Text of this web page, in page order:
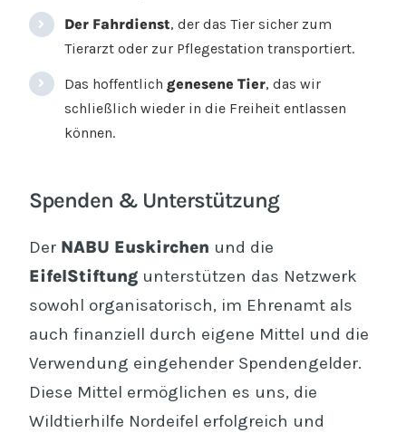
Der Fahrdienst, der das Tier sicher zum
Tierarzt oder zur Pflegestation transportiert.
Das hoffentlich genesene Tier, das wir
schließlich wieder in die Freiheit entlassen
können.
Spenden & Unterstützung
Der NABU Euskirchen und die
EifelStiftung unterstützen das Netzwerk
sowohl organisatorisch, im Ehrenamt als
auch finanziell durch eigene Mittel und die
Verwendung eingehender Spendengelder.
Diese Mittel ermöglichen es uns, die
Wildtierhilfe Nordeifel erfolgreich und